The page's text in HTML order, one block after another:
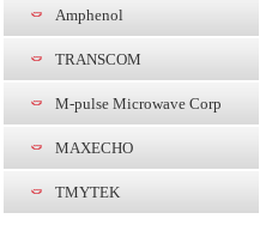
Amphenol
TRANSCOM
M-pulse Microwave Corp
MAXECHO
TMYTEK